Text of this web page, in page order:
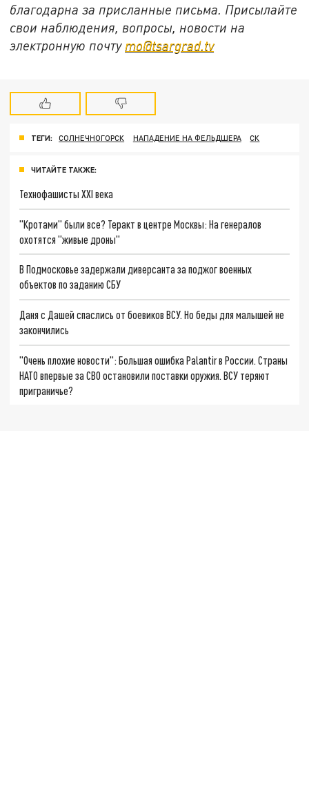
благодарна за присланные письма. Присылайте
свои наблюдения, вопросы, новости на
электронную почту mo@tsargrad.tv
ТЕГИ: СОЛНЕЧНОГОРСК НАПАДЕНИЕ НА ФЕЛЬДШЕРА СК
ЧИТАЙТЕ ТАКЖЕ:
Технофашисты XXI века
"Кротами" были все? Теракт в центре Москвы: На генералов
охотятся "живые дроны"
В Подмосковье задержали диверсанта за поджог военных
объектов по заданию СБУ
Даня с Дашей спаслись от боевиков ВСУ. Но беды для малышей не
закончились
"Очень плохие новости": Большая ошибка Palantir в России. Страны
НАТО впервые за СВО остановили поставки оружия. ВСУ теряют
приграничье?